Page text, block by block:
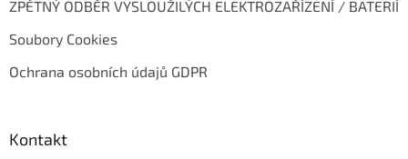
ZPĚTNÝ ODBĚR VYSLOUŽILÝCH ELEKTROZAŘÍZENÍ / BATERIÍ
Soubory Cookies
Ochrana osobních údajů GDPR
Kontakt